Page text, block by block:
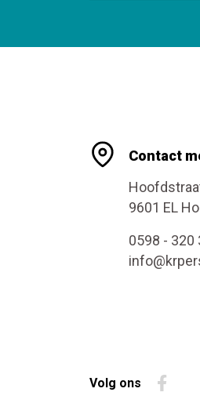
Contact
9601 EL
0598 - 320
Volg ons